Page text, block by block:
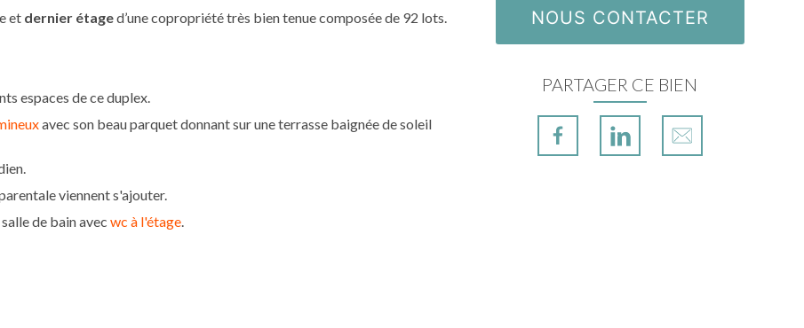
et dernier étaged’une copropriété très bien tenue composée de 92 lots.
espaces de ce duplex.
avec son beau parquet donnant sur une terrasse baignée de soleil
viennent s'ajouter.
de bain avecwc à l'étage.
NOUS CONTACTER
PARTAGER CE BIEN